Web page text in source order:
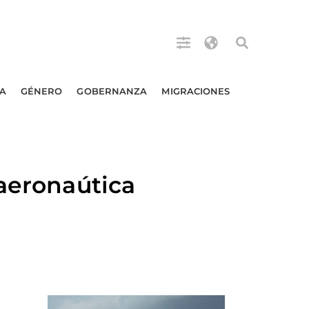
GÉNERO GOBERNANZA MIGRACIONES